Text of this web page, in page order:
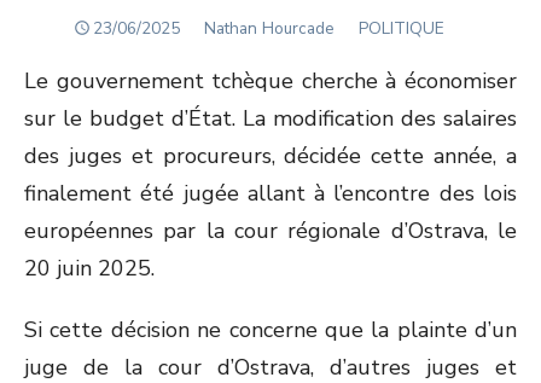
POSTED
23/06/2025 Author
Nathan Hourcade POLITIQUE
Le gouvernement tchèque cherche à économiser
sur le budget d’État. La modification des salaires
des juges et procureurs, décidée cette année, a
finalement été jugée allant à l’encontre des lois
européennes par la cour régionale d’Ostrava, le
20 juin 2025.
Si cette décision ne concerne que la plainte d’un
juge de la cour d’Ostrava, d’autres juges et